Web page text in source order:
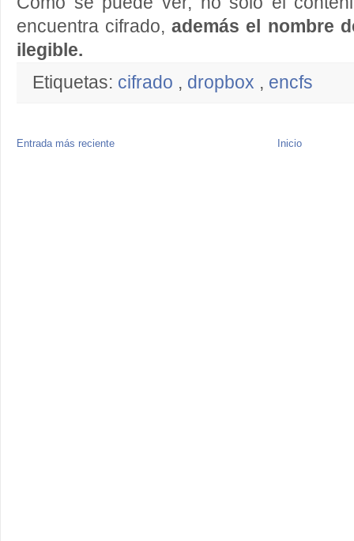
encuentra cifrado,además el nombre
ilegible.
Etiquetas: cifrado , dropbox , encfs
Entrada más reciente Inicio